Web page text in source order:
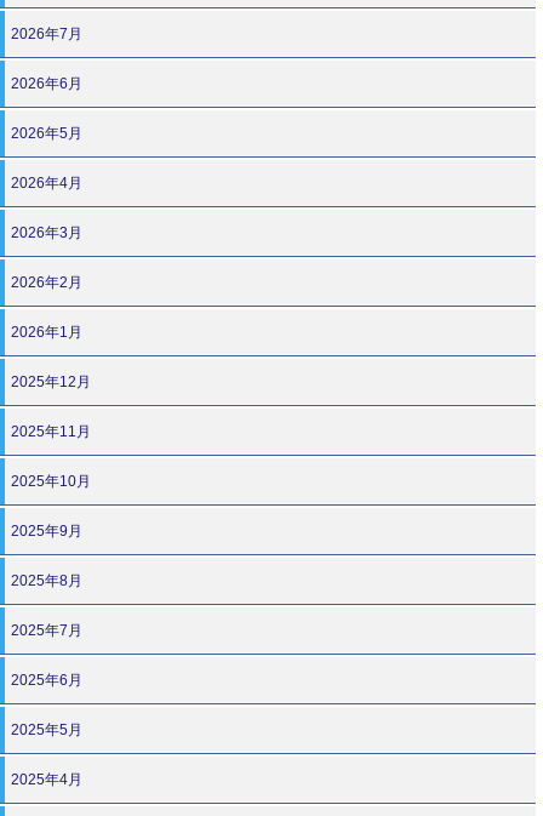
2026年7月
2026年6月
2026年5月
2026年4月
2026年3月
2026年2月
2026年1月
2025年12月
2025年11月
2025年10月
2025年9月
2025年8月
2025年7月
2025年6月
2025年5月
2025年4月